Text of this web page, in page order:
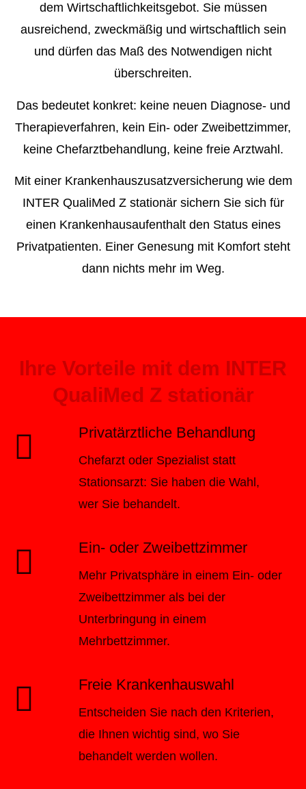
dem Wirtschaftlichkeitsgebot. Sie müssen
ausreichend, zweckmäßig und wirtschaftlich sein
und dürfen das Maß des Notwendigen nicht
überschreiten.
Das bedeutet konkret: keine neuen Diagnose- und
Therapieverfahren, kein Ein- oder Zweibettzimmer,
keine Chefarztbehandlung, keine freie Arztwahl.
Mit einer Krankenhauszusatzversicherung wie dem
INTER QualiMed Z stationär sichern Sie sich für
einen Krankenhausaufenthalt den Status eines
Privatpatienten. Einer Genesung mit Komfort steht
dann nichts mehr im Weg.
Ihre Vorteile mit dem INTER
QualiMed Z stationär
Privatärztliche Behandlung
Chefarzt oder Spezialist statt
Stationsarzt: Sie haben die Wahl,
wer Sie behandelt.
Ein- oder Zweibettzimmer
Mehr Privatsphäre in einem Ein- oder
Zweibettzimmer als bei der
Unterbringung in einem
Mehrbettzimmer.
Freie Krankenhauswahl
Entscheiden Sie nach den Kriterien,
die Ihnen wichtig sind, wo Sie
behandelt werden wollen.